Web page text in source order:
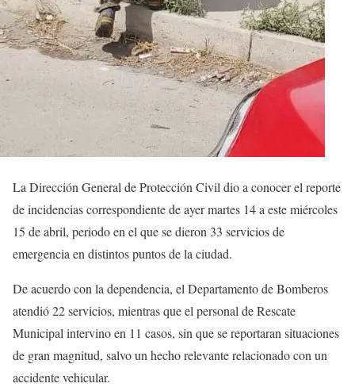
La Dirección General de Protección Civil dio a conocer el reporte
de incidencias correspondiente de ayer martes 14 a este miércoles
15 de abril, periodo en el que se dieron 33 servicios de
emergencia en distintos puntos de la ciudad.
De acuerdo con la dependencia, el Departamento de Bomberos
atendió 22 servicios, mientras que el personal de Rescate
Municipal intervino en 11 casos, sin que se reportaran situaciones
de gran magnitud, salvo un hecho relevante relacionado con un
accidente vehicular.